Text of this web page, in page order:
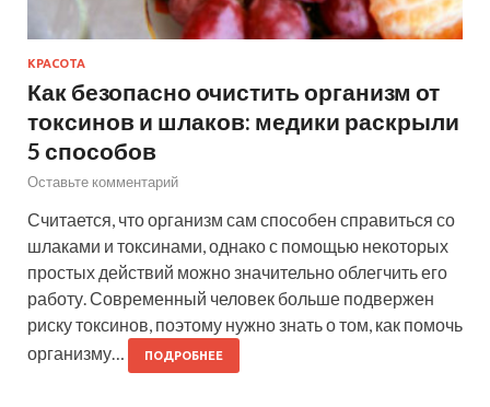
КРАСОТА
Как безопасно очистить организм от
токсинов и шлаков: медики раскрыли
5 способов
Оставьте комментарий
Считается, что организм сам способен справиться со
шлаками и токсинами, однако с помощью некоторых
простых действий можно значительно облегчить его
работу. Современный человек больше подвержен
риску токсинов, поэтому нужно знать о том, как помочь
организму…
ПОДРОБНЕЕ